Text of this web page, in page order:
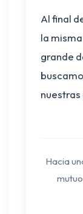
Al final
la
grande
Hacia